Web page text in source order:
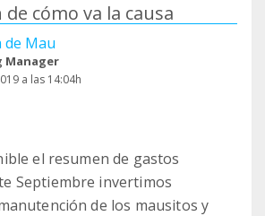
cómo va la causa
de Mau
Manager
a las 14:04h
el resumen de gastos
Septiembre invertimos
de los mausitos y